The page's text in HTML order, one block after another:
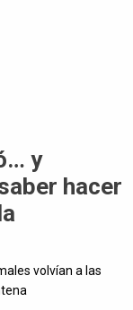
y
hacer
volvían a las